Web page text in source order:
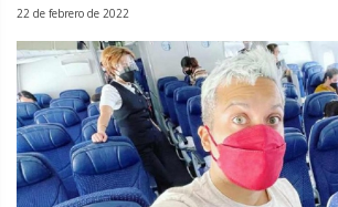
22 de febrero de 2022